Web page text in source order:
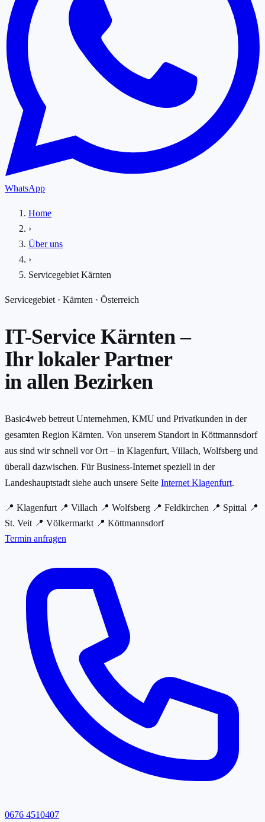
WhatsApp
Home
›
Über uns
›
Servicegebiet Kärnten
Servicegebiet · Kärnten · Österreich
IT-Service Kärnten –
Ihr lokaler Partner
in allen Bezirken
Basic4web betreut Unternehmen, KMU und Privatkunden in der
gesamten Region Kärnten. Von unserem Standort in Köttmannsdorf
aus sind wir schnell vor Ort – in Klagenfurt, Villach, Wolfsberg und
überall dazwischen. Für Business-Internet speziell in der
Landeshauptstadt siehe auch unsere Seite Internet Klagenfurt.
📍 Klagenfurt 📍 Villach 📍 Wolfsberg 📍 Feldkirchen 📍 Spittal 📍
St. Veit 📍 Völkermarkt 📍 Köttmannsdorf
Termin anfragen
0676 4510407